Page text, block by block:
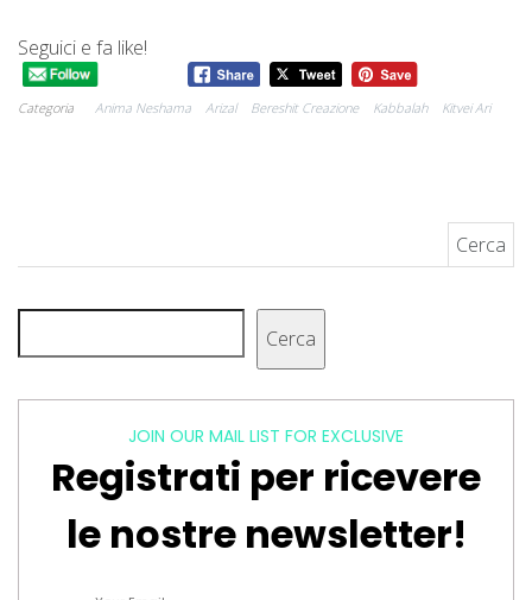
Seguici e fa like!
Categoria Anima Neshama Arizal Bereshit Creazione Kabbalah Kitvei Ari
Cerca
JOIN OUR MAIL LIST FOR EXCLUSIVE
Registrati per ricevere
le nostre newsletter!